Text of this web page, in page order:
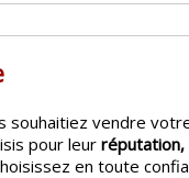
souhaitiez vendre
pour leur
en toute